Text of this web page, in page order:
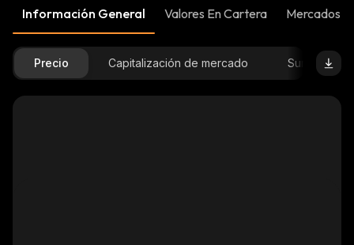
Información General Valores En Cartera Mercados
Precio Capitalización de mercado Suministro